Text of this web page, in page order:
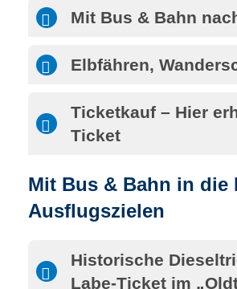
Mit Bus & Bahn
Elbfähren,
Ticketkauf – Hier
Ticket
Mit Bus & Bahn in die
Ausflugszielen
Historische
Labe-Ticket im